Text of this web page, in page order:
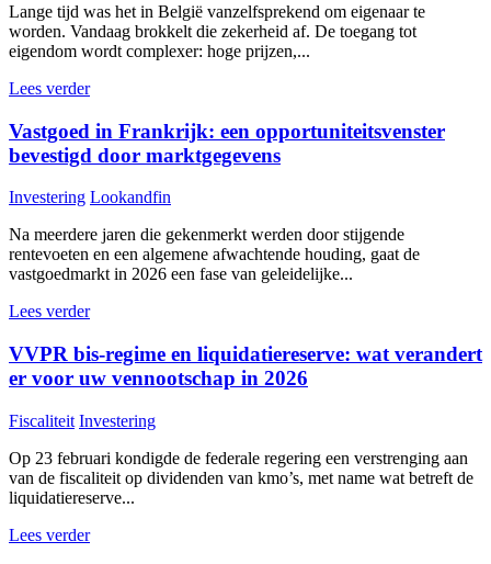
Lange tijd was het in België vanzelfsprekend om eigenaar te
worden. Vandaag brokkelt die zekerheid af. De toegang tot
eigendom wordt complexer: hoge prijzen,...
Lees verder
Vastgoed in Frankrijk: een opportuniteitsvenster
bevestigd door marktgegevens
Investering Lookandfin
Na meerdere jaren die gekenmerkt werden door stijgende
rentevoeten en een algemene afwachtende houding, gaat de
vastgoedmarkt in 2026 een fase van geleidelijke...
Lees verder
VVPR bis-regime en liquidatiereserve: wat verandert
er voor uw vennootschap in 2026
Fiscaliteit Investering
Op 23 februari kondigde de federale regering een verstrenging aan
van de fiscaliteit op dividenden van kmo’s, met name wat betreft de
liquidatiereserve...
Lees verder